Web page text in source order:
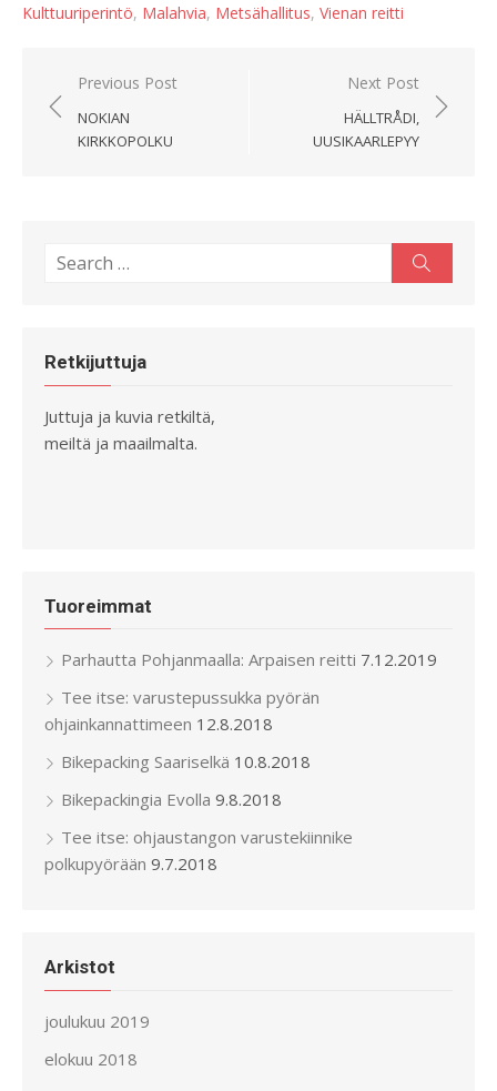
Kulttuuriperintö, Malahvia, Metsähallitus, Vienan reitti
Artikkelien
selaus
Previous Post
NOKIAN
KIRKKOPOLKU
Next Post
HÄLLTRÅDI,
UUSIKAARLEPYY
Search
Retkijuttuja
Juttuja ja kuvia retkiltä,
meiltä ja maailmalta.
Tuoreimmat
Parhautta Pohjanmaalla: Arpaisen reitti 7.12.2019
Tee itse: varustepussukka pyörän
ohjainkannattimeen 12.8.2018
Bikepacking Saariselkä 10.8.2018
Bikepackingia Evolla 9.8.2018
Tee itse: ohjaustangon varustekiinnike
polkupyörään 9.7.2018
Arkistot
joulukuu 2019
elokuu 2018